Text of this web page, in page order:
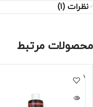
نظرات (1)
محصولات مرتبط
فروخته
شده